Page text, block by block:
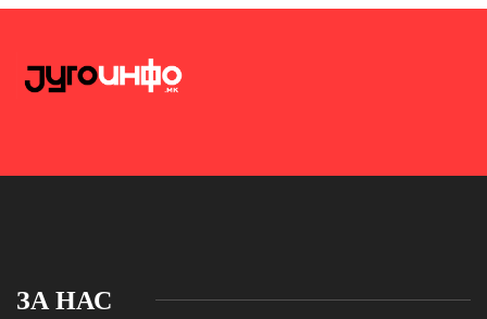
ЗА НАС